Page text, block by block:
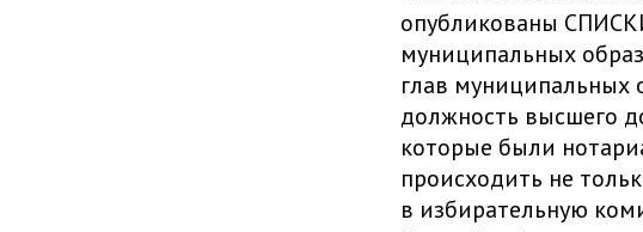
опубликованы
муниципальных
глав
должность высшего
которые были
происходить не
в избирательную